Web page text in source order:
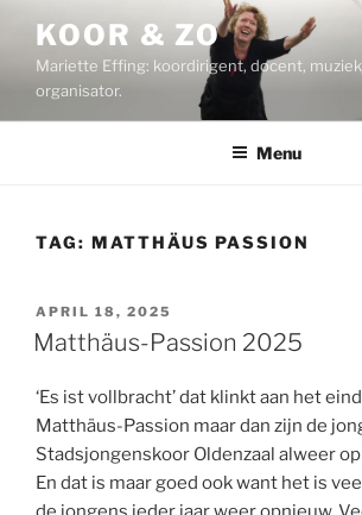
inhoud
KOOR & ZO
Mariette Effing: koordirigent, docent,
organisator.
Menu
TAG: MATTHÄUS PASSION
GEPLAATST
OP
APRIL 18, 2025
Matthäus-Passion 2025
‘Es ist vollbracht’ dat klinkt aan het
Matthäus-Passion maar dan zijn de
Stadsjongenskoor Oldenzaal alweer
En dat is maar goed ook want het is